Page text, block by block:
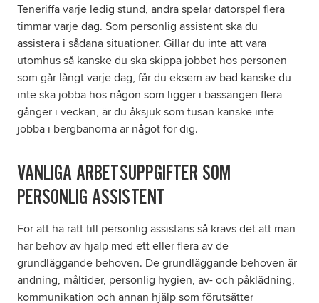
Teneriffa varje ledig stund, andra spelar datorspel flera
timmar varje dag. Som personlig assistent ska du
assistera i sådana situationer. Gillar du inte att vara
utomhus så kanske du ska skippa jobbet hos personen
som går långt varje dag, får du eksem av bad kanske du
inte ska jobba hos någon som ligger i bassängen flera
gånger i veckan, är du åksjuk som tusan kanske inte
jobba i bergbanorna är något för dig.
VANLIGA ARBETSUPPGIFTER SOM
PERSONLIG ASSISTENT
För att ha rätt till personlig assistans så krävs det att man
har behov av hjälp med ett eller flera av de
grundläggande behoven. De grundläggande behoven är
andning, måltider, personlig hygien, av- och påklädning,
kommunikation och annan hjälp som förutsätter